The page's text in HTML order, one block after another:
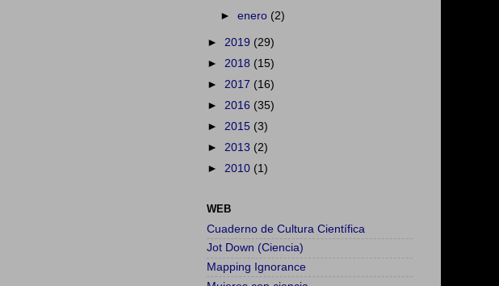
►enero (2)
► 2019 (29)
► 2018 (15)
► 2017 (16)
► 2016 (35)
► 2015 (3)
► 2013 (2)
► 2010 (1)
WEB
Cuaderno de Cultura Científica
Jot Down (Ciencia)
Mapping Ignorance